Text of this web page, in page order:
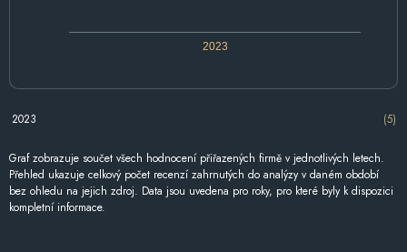
2023
2023 (5)
Graf zobrazuje součet všech hodnocení přiřazených firmě v jednotlivých letech.
Přehled ukazuje celkový počet recenzí zahrnutých do analýzy v daném období
bez ohledu na jejich zdroj. Data jsou uvedena pro roky, pro které byly k dispozici
kompletní informace.